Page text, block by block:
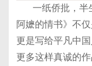
一纸侨批，半
阿嬷的情书》不
更是写给平凡中
更多这样真诚的